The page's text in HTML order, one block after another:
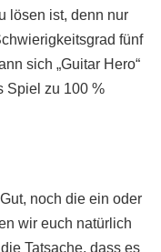
lösen ist, denn nur
fünf
sich „Guitar Hero“
Spiel zu 100 %
noch die ein oder
wir euch natürlich
Tatsache, dass es